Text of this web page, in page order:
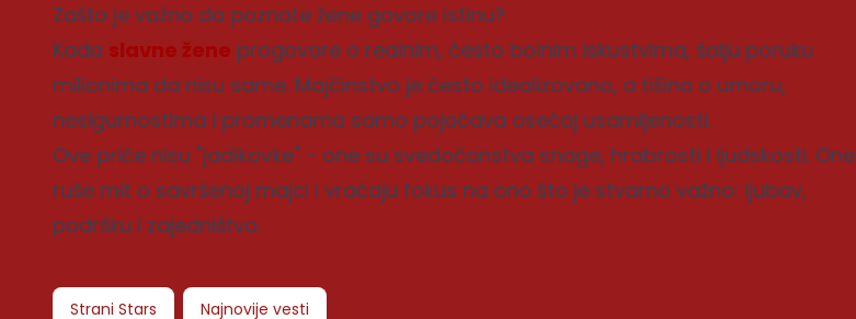
Zašto je važno da poznate žene govore istinu?
Kada slavne žene progovore o realnim, često bolnim iskustvima, šalju poruku
milionima da nisu same. Majčinstvo je često idealizovano, a tišina o umoru,
nesigurnostima i promenama samo pojačava osećaj usamljenosti.
Ove priče nisu "jadikovke" - one su svedočanstva snage, hrabrosti i ljudskosti. One
ruše mit o savršenoj majci i vraćaju fokus na ono što je stvarno važno: ljubav,
podršku i zajedništvo.
Strani Stars Najnovije vesti